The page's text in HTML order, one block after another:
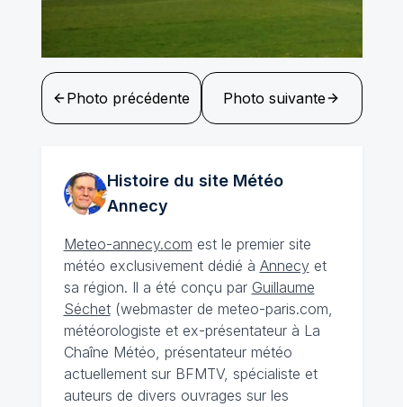
Photo précédente Photo suivante
Histoire du site Météo
Annecy
Meteo-annecy.com est le premier site
météo exclusivement dédié à Annecyet
sa région. Il a été conçu par Guillaume
Séchet(webmaster de meteo-paris.com,
météorologiste et ex-présentateur à La
Chaîne Météo, présentateur météo
actuellement sur BFMTV, spécialiste et
auteurs de divers ouvrages sur les